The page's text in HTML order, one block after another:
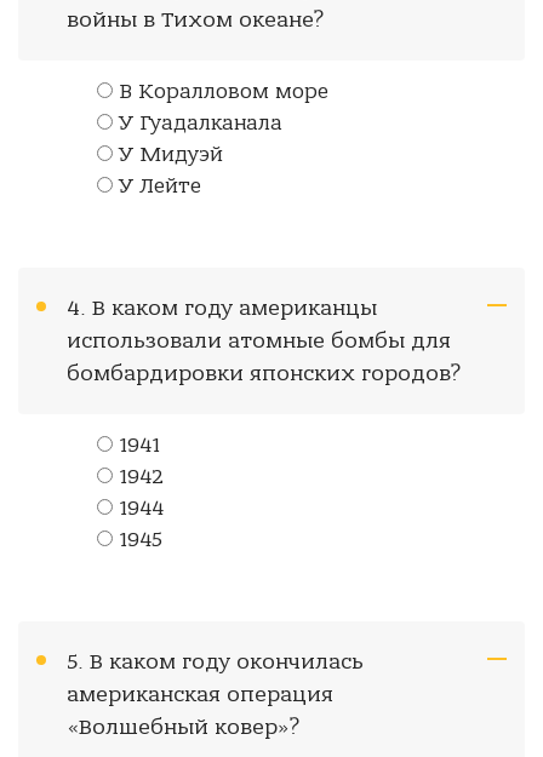
войны в Тихом океане?
В Коралловом море
У Гуадалканала
У Мидуэй
У Лейте
4. В каком году американцы
использовали атомные бомбы для
бомбардировки японских городов?
1941
1942
1944
1945
5. В каком году окончилась
американская операция
«Волшебный ковер»?